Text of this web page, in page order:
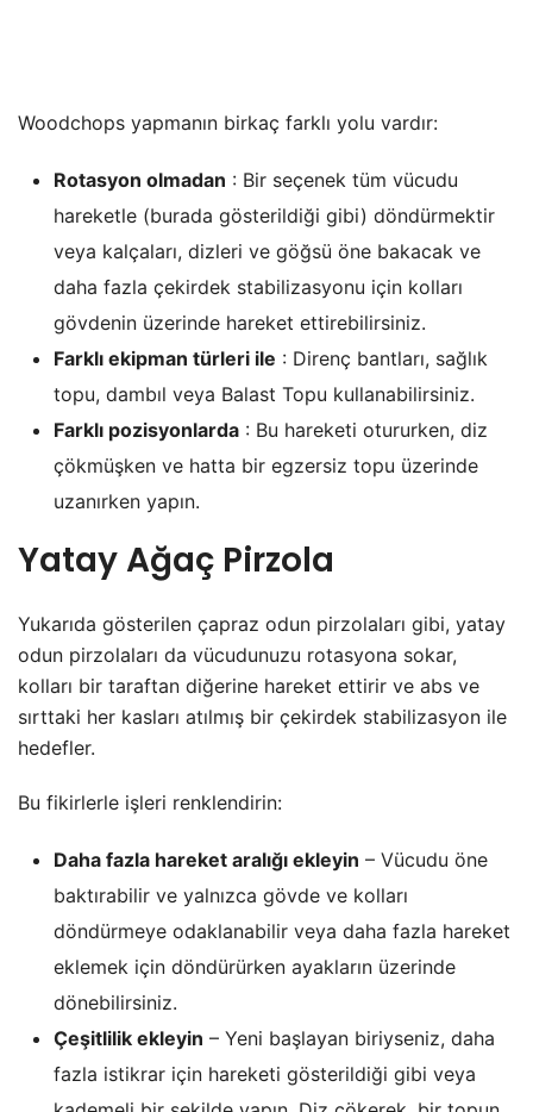
Woodchops yapmanın birkaç farklı yolu vardır:
Rotasyon olmadan : Bir seçenek tüm vücudu
hareketle (burada gösterildiği gibi) döndürmektir
veya kalçaları, dizleri ve göğsü öne bakacak ve
daha fazla çekirdek stabilizasyonu için kolları
gövdenin üzerinde hareket ettirebilirsiniz.
Farklı ekipman türleri ile : Direnç bantları, sağlık
topu, dambıl veya Balast Topu kullanabilirsiniz.
Farklı pozisyonlarda : Bu hareketi otururken, diz
çökmüşken ve hatta bir egzersiz topu üzerinde
uzanırken yapın.
Yatay Ağaç Pirzola
Yukarıda gösterilen çapraz odun pirzolaları gibi, yatay
odun pirzolaları da vücudunuzu rotasyona sokar,
kolları bir taraftan diğerine hareket ettirir ve abs ve
sırttaki her kasları atılmış bir çekirdek stabilizasyon ile
hedefler.
Bu fikirlerle işleri renklendirin:
Daha fazla hareket aralığı ekleyin – Vücudu öne
baktırabilir ve yalnızca gövde ve kolları
döndürmeye odaklanabilir veya daha fazla hareket
eklemek için döndürürken ayakların üzerinde
dönebilirsiniz.
Çeşitlilik ekleyin – Yeni başlayan biriyseniz, daha
fazla istikrar için hareketi gösterildiği gibi veya